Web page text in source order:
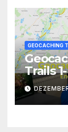
GEOCACHING
Trails